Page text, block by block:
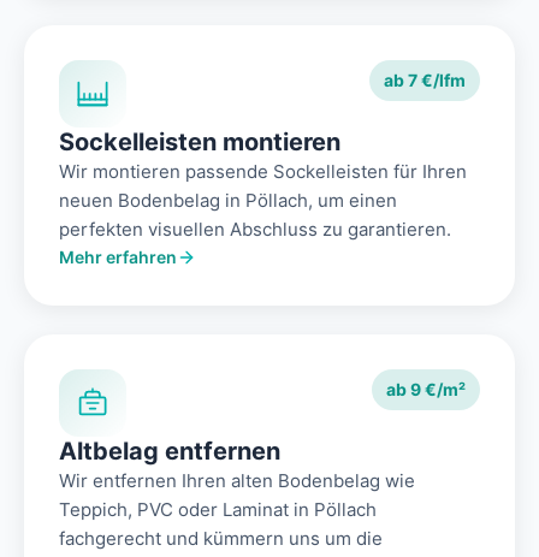
ab 7 €/lfm
Sockelleisten montieren
Wir montieren passende Sockelleisten für Ihren
neuen Bodenbelag in Pöllach, um einen
perfekten visuellen Abschluss zu garantieren.
Mehr erfahren
ab 9 €/m²
Altbelag entfernen
Wir entfernen Ihren alten Bodenbelag wie
Teppich, PVC oder Laminat in Pöllach
fachgerecht und kümmern uns um die